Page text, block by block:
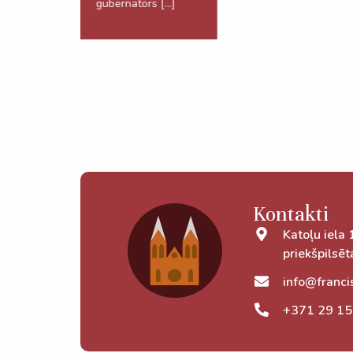
gubernators […]
Kontakti
Katoļu iela
+371 29